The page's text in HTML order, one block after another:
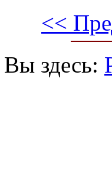
<<
Вы здесь: